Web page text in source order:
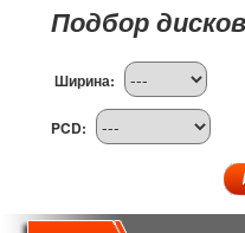
Подбор дисков
Ширина:
PCD: